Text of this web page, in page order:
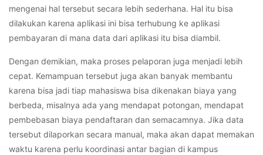
mengenai hal tersebut secara lebih sederhana. Hal itu bisa
dilakukan karena aplikasi ini bisa terhubung ke aplikasi
pembayaran di mana data dari aplikasi itu bisa diambil.
Dengan demikian, maka proses pelaporan juga menjadi lebih
cepat. Kemampuan tersebut juga akan banyak membantu
karena bisa jadi tiap mahasiswa bisa dikenakan biaya yang
berbeda, misalnya ada yang mendapat potongan, mendapat
pembebasan biaya pendaftaran dan semacamnya. Jika data
tersebut dilaporkan secara manual, maka akan dapat memakan
waktu karena perlu koordinasi antar bagian di kampus